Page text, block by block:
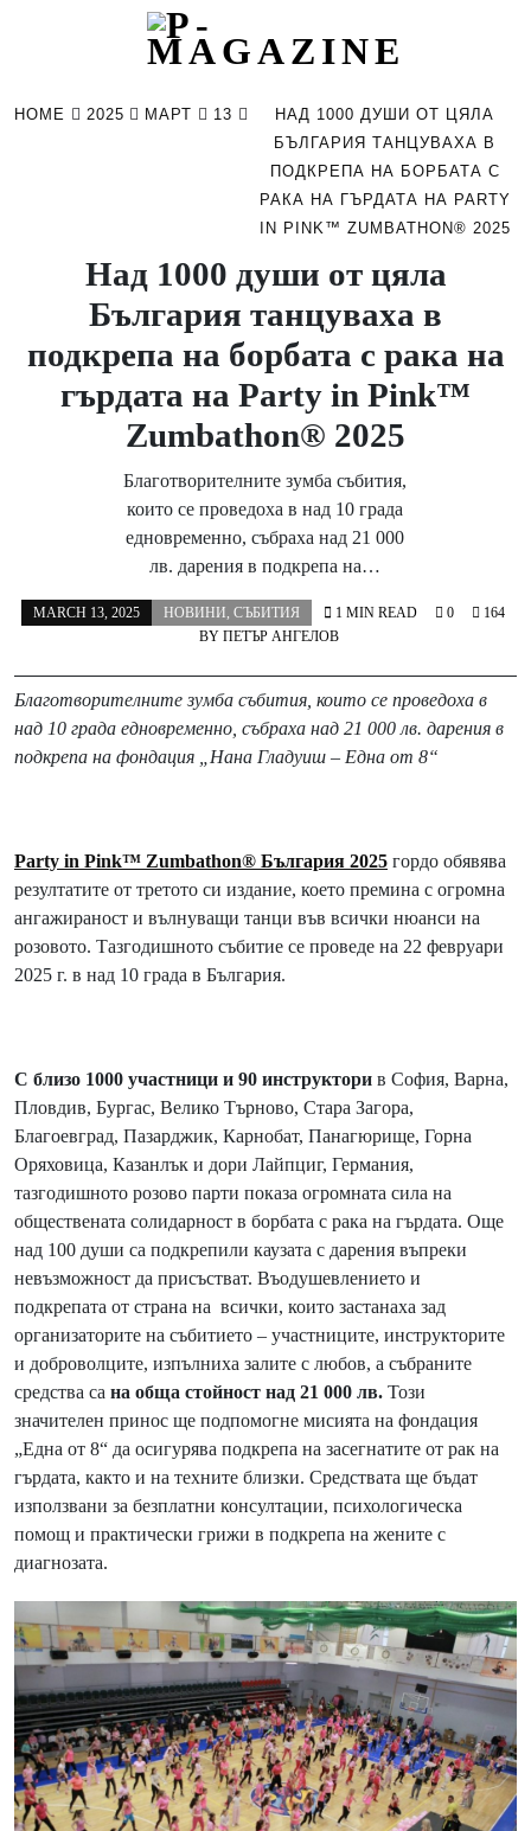
HOME 2025 МАРТ 13
НАД 1000 ДУШИ ОТ ЦЯЛА
БЪЛГАРИЯ ТАНЦУВАХА В
ПОДКРЕПА НА БОРБАТА С
РАКА НА ГЪРДАТА НА PARTY
IN PINK™ ZUMBATHON® 2025
Над 1000 души от цяла
България танцуваха в
подкрепа на борбата с рака на
гърдата на Party in Pink™
Zumbathon® 2025
Благотворителните зумба събития,
които се проведоха в над 10 града
едновременно, събраха над 21 000
лв. дарения в подкрепа на…
MARCH 13, 2025 НОВИНИ, СЪБИТИЯ
BY ПЕТЪР АНГЕЛОВ
1 MIN READ 0 164
Благотворителните зумба събития, които се проведоха в
над 10 града едновременно, събраха над 21 000 лв. дарения в
подкрепа на фондация „Нана Гладуиш – Една от 8“
Party in Pink™ Zumbathon® България 2025 гордо обявява
резултатите от третото си издание, което премина с огромна
ангажираност и вълнуващи танци във всички нюанси на
розовото. Тазгодишното събитие се проведе на 22 февруари
2025 г. в над 10 града в България.
С близо 1000 участници и 90 инструктори в София, Варна,
Пловдив, Бургас, Велико Търново, Стара Загора,
Благоевград, Пазарджик, Карнобат, Панагюрище, Горна
Оряховица, Казанлък и дори Лайпциг, Германия,
тазгодишното розово парти показа огромната сила на
обществената солидарност в борбата с рака на гърдата. Още
над 100 души са подкрепили каузата с дарения въпреки
невъзможност да присъстват. Въодушевлението и
подкрепата от страна на всички, които застанаха зад
организаторите на събитието – участниците, инструкторите
и доброволците, изпълниха залите с любов, а събраните
средства са на обща стойност над 21 000 лв. Този
значителен принос ще подпомогне мисията на фондация
„Една от 8“ да осигурява подкрепа на засегнатите от рак на
гърдата, както и на техните близки. Средствата ще бъдат
използвани за безплатни консултации, психологическа
помощ и практически грижи в подкрепа на жените с
диагнозата.